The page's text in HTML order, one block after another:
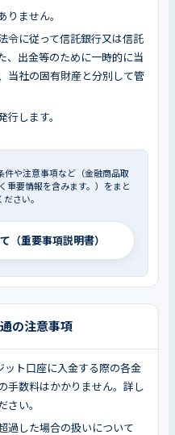
りません。
令に従って信託銀行又は信託
、出金等のために一時的に当
当社の固有財産と分別して管
行します。
件や注意事項など（金融商品取
重要情報を含みます。）をまと
さい。
（重要事項説明書）
の注意事項
ット口座に入金する際の各金
手数料はかかりません。詳し
さい。
過した場合の扱いについて